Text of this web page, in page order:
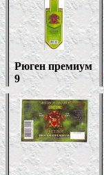
Рюген премиум
9